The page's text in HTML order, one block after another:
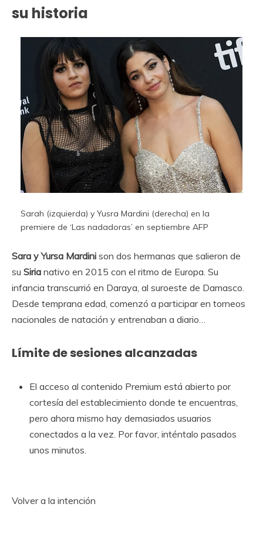
su historia
Sarah (izquierda) y Yusra Mardini (derecha) en la
premiere de ‘Las nadadoras’ en septiembre AFP
Sara y Yursa Mardini son dos hermanas que salieron de
su Siria nativo en 2015 con el ritmo de Europa. Su
infancia transcurrió en Daraya, al suroeste de Damasco.
Desde temprana edad, comenzó a participar en torneos
nacionales de natación y entrenaban a diario…
Límite de sesiones alcanzadas
El acceso al contenido Premium está abierto por
cortesía del establecimiento donde te encuentras,
pero ahora mismo hay demasiados usuarios
conectados a la vez. Por favor, inténtalo pasados ​​
unos minutos.
Volver a la intención